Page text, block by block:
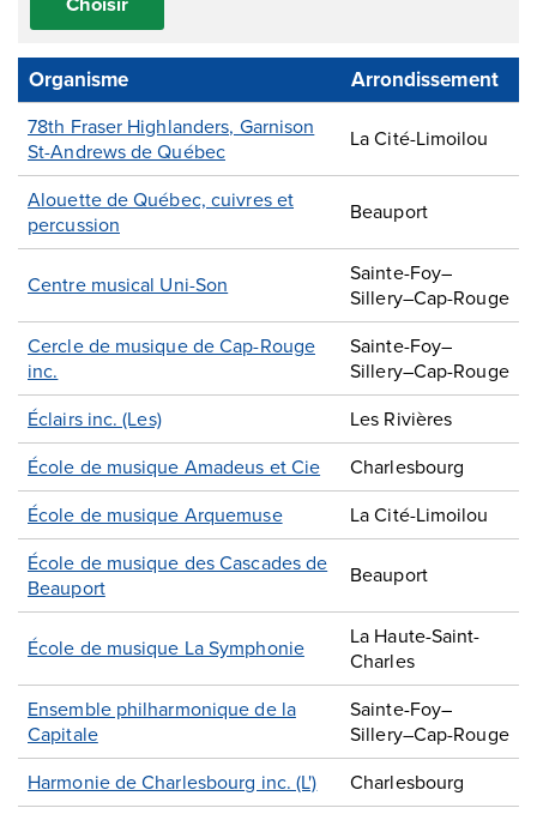
Organisme Arrondissement
78th Fraser Highlanders, Garnison
St-Andrews de Québec
La Cité-Limoilou
Alouette de Québec, cuivres et
percussion
Beauport
Centre musical Uni-Son
Sainte-Foy–
Sillery–Cap-Rouge
Cercle de musique de Cap-Rouge
inc.
Sainte-Foy–
Sillery–Cap-Rouge
Éclairs inc. (Les)
Les Rivières
École de musique Amadeus et Cie
Charlesbourg
École de musique Arquemuse
La Cité-Limoilou
École de musique des Cascades de
Beauport
Beauport
École de musique La Symphonie
La Haute-Saint-
Charles
Ensemble philharmonique de la
Capitale
Sainte-Foy–
Sillery–Cap-Rouge
Harmonie de Charlesbourg inc. (L')
Charlesbourg